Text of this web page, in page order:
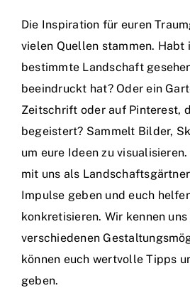
Die Inspiration für euren
vielen Quellen stammen.
bestimmte Landschaft
beeindruckt hat? Oder ein
Zeitschrift oder auf Pinterest,
begeistert? Sammelt Bilder,
um eure Ideen zu
mit uns als
Impulse geben und euch
konkretisieren. Wir kennen
verschiedenen
können euch wertvolle Tipps
geben.